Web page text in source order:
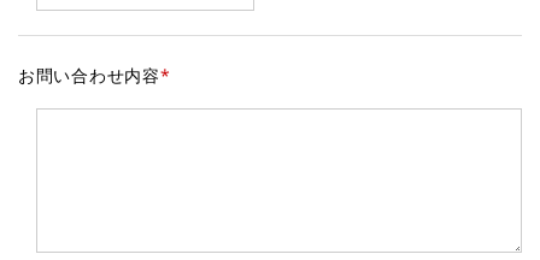
お問い合わせ内容*